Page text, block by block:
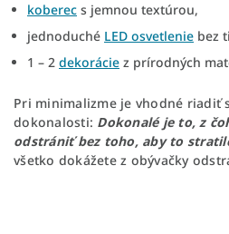
koberec s jemnou textúrou,
jednoduché LED osvetlenie bez
1 – 2 dekorácie z prírodných
Pri minimalizme je vhodné riadiť
dokonalosti: Dokonalé je to, z
odstrániť bez toho, aby to
všetko dokážete z obývačky